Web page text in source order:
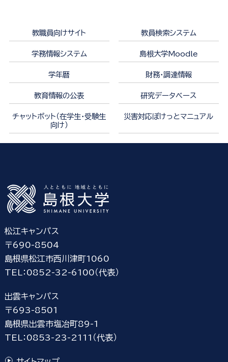
教職員向けサイト 教員検索システム
学務情報システム 島根大学Moodle
学年暦 財務・調達情報
教育情報の公表 研究データベース
チャットボット（在学生・受験生
向け）
災害対応ぽけっとマニュアル
松江キャンパス
〒690-8504
島根県松江市西川津町1060
TEL：0852-32-6100（代表）
出雲キャンパス
〒693-8501
島根県出雲市塩冶町89-1
TEL：0853-23-2111（代表）